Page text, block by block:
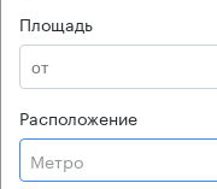
Площадь
Расположение
Метро